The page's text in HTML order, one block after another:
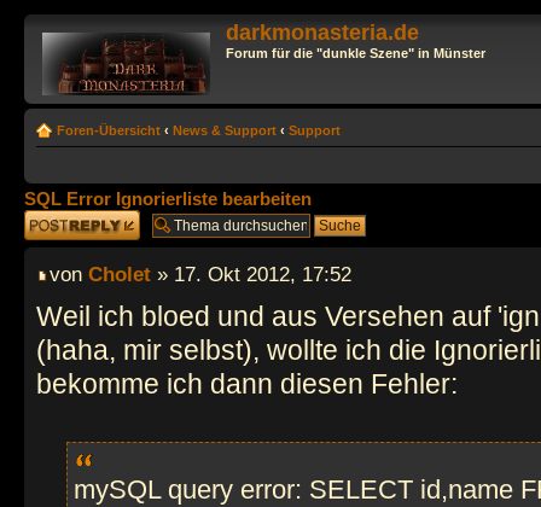
darkmonasteria.de
Forum für die "dunkle Szene" in Münster
Foren-Übersicht ‹ News & Support ‹ Support
SQL Error Ignorierliste bearbeiten
Antwort erstellen
von Cholet » 17. Okt 2012, 17:52
Weil ich bloed und aus Versehen auf
(haha, mir selbst), wollte ich die
bekomme ich dann diesen Fehler:
mySQL query error: SELECT id,name